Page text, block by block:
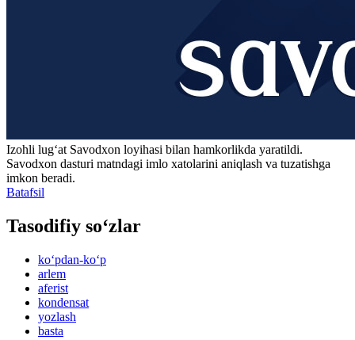
Izohli lugʻat Savodxon loyihasi bilan hamkorlikda yaratildi.
Savodxon dasturi matndagi imlo xatolarini aniqlash va tuzatishga
imkon beradi.
Batafsil
Tasodifiy so‘zlar
ko‘pdan-ko‘p
arlem
aferist
kondensat
yozlash
basta